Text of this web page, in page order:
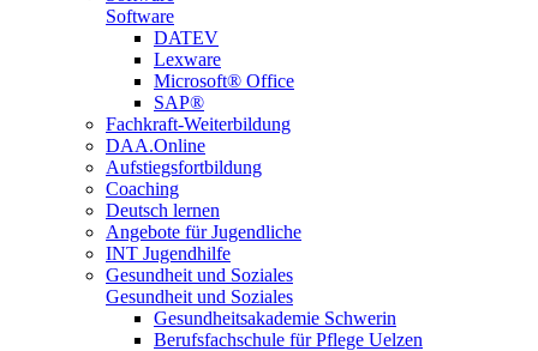
Software
DATEV
Lexware
Microsoft® Office
SAP®
Fachkraft-Weiterbildung
DAA.Online
Aufstiegsfortbildung
Coaching
Deutsch lernen
Angebote für Jugendliche
INT Jugendhilfe
Gesundheit und Soziales
Gesundheit und Soziales
Gesundheitsakademie Schwerin
Berufsfachschule für Pflege Uelzen